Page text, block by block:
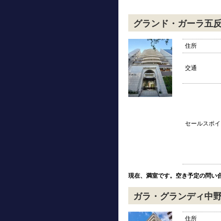
グランド・ガーラ五
住所
交通
セールスポ
現在、満室です。空き予定の問い
ガラ・グランディ中
住所